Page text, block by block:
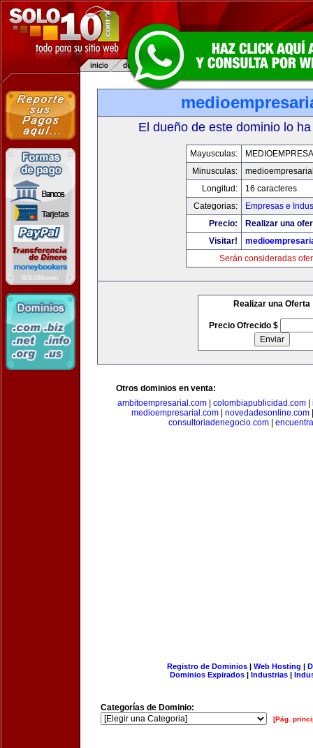
El dueño de este dominio lo
Mayusculas:
Minusculas:
Longitud:
16 caracteres
Categorias:
Empresas e
Precio:
Realizar una
Visitar!
Serán consideradas
Realizar una Oferta
Precio Ofrecido $
Otros dominios en venta:
ambitoempresarial.com| colombiapublicidad.com|
medioempresarial.com| novedadesonline.com
consultoriadenegocio.com|
Registro de Dominios| Web Hosting |
Dominios Expirados | Industrias |
Categorías de Dominio:
[Pág.